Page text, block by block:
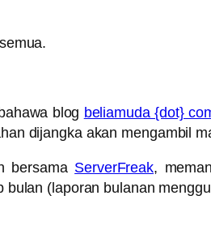
blog beliamuda {dot}
dijangka akan mengambil
bersama ServerFreak,
bulan (laporan bulanan